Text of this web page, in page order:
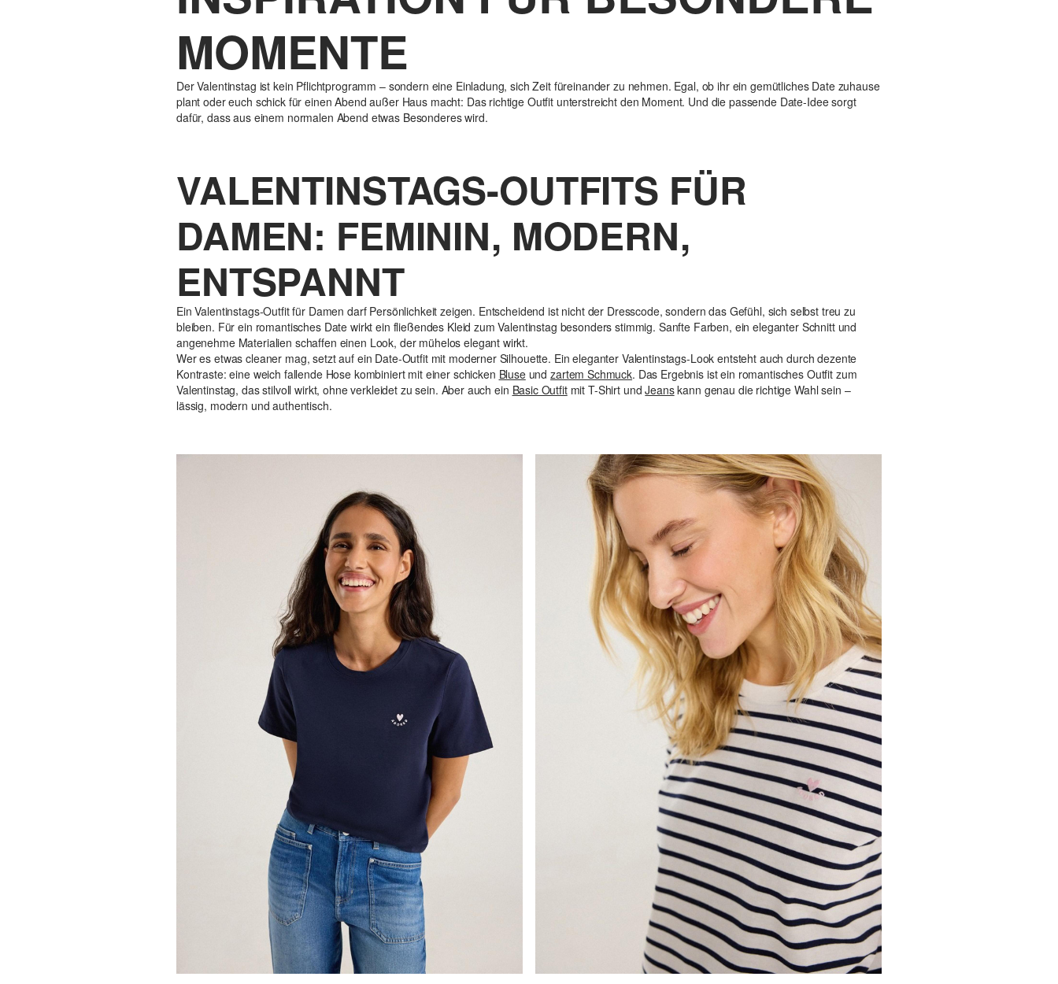
MOMENTE
Der Valentinstag ist kein Pflichtprogramm – sondern eine Einladung, sich Zeit füreinander zu nehmen. Egal, ob ihr ein gemütliches Date zuhause
plant oder euch schick für einen Abend außer Haus macht: Das richtige Outfit unterstreicht den Moment. Und die passende Date-Idee sorgt
dafür, dass aus einem normalen Abend etwas Besonderes wird.
VALENTINSTAGS-OUTFITS FÜR
DAMEN: FEMININ, MODERN,
ENTSPANNT
Ein Valentinstags-Outfit für Damen darf Persönlichkeit zeigen. Entscheidend ist nicht der Dresscode, sondern das Gefühl, sich selbst treu zu
bleiben. Für ein romantisches Date wirkt ein fließendes Kleid zum Valentinstag besonders stimmig. Sanfte Farben, ein eleganter Schnitt und
angenehme Materialien schaffen einen Look, der mühelos elegant wirkt.
Wer es etwas cleaner mag, setzt auf ein Date-Outfit mit moderner Silhouette. Ein eleganter Valentinstags-Look entsteht auch durch dezente
Kontraste: eine weich fallende Hose kombiniert mit einer schicken Bluse undzartem Schmuck. Das Ergebnis ist ein romantisches Outfit zum
Valentinstag, das stilvoll wirkt, ohne verkleidet zu sein. Aber auch ein Basic Outfitmit T-Shirt undJeanskann genau die richtige Wahl sein –
lässig, modern und authentisch.